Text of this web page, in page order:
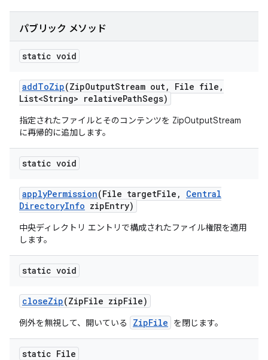
パブリック メソッド
static void
addToZip(ZipOutputStream out, File file ,
List<String> relativePathSegs)
指定されたファイルとそのコンテンツを ZipOutputStream
に再帰的に追加します。
static void
applyPermission(File targetFile ,
Central
DirectoryInfo zipEntry)
中央ディレクトリ エントリで構成されたファイル権限を適用
します。
static void
closeZip(ZipFile zipFile)
例外を無視して、開いている ZipFile を閉じます。
static File